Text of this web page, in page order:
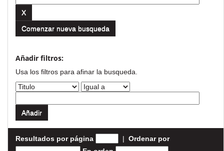
Comenzar nueva busqueda
Añadir filtros:
Usa los filtros para afinar la busqueda.
Resultados por página | Ordenar por